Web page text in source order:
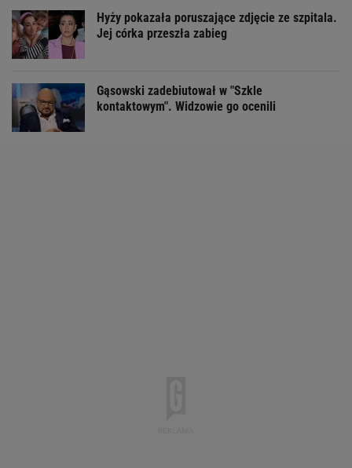
Hyży pokazała poruszające zdjęcie ze szpitala.
Jej córka przeszła zabieg
Gąsowski zadebiutował w "Szkle
kontaktowym". Widzowie go ocenili